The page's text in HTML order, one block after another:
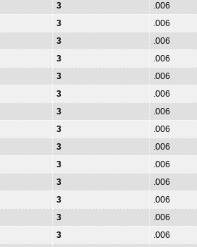
3
.006
3
.006
3
.006
3
.006
3
.006
3
.006
3
.006
3
.006
3
.006
3
.006
3
.006
3
.006
3
.006
3
.006